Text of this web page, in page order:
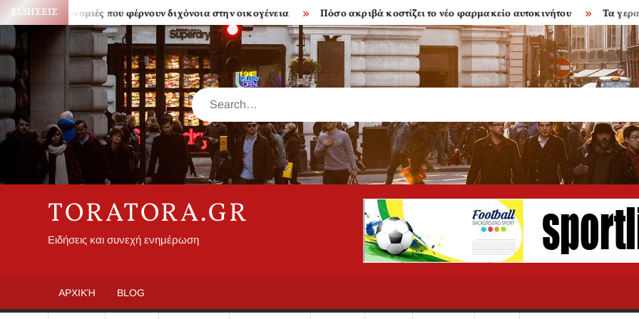
Skip
to
content
ΕΙΔΉΣΕΙΣπου φέρνουν διχόνοια στην οικογένεια Πόσο ακριβά κοστίζει το νέο φαρμακείο αυτοκινήτου Τα γερασμένα
Search
TORATORA.GR
Ειδήσεις και συνεχή ενημέρωση
ΑΡΧΙΚΉ BLOG